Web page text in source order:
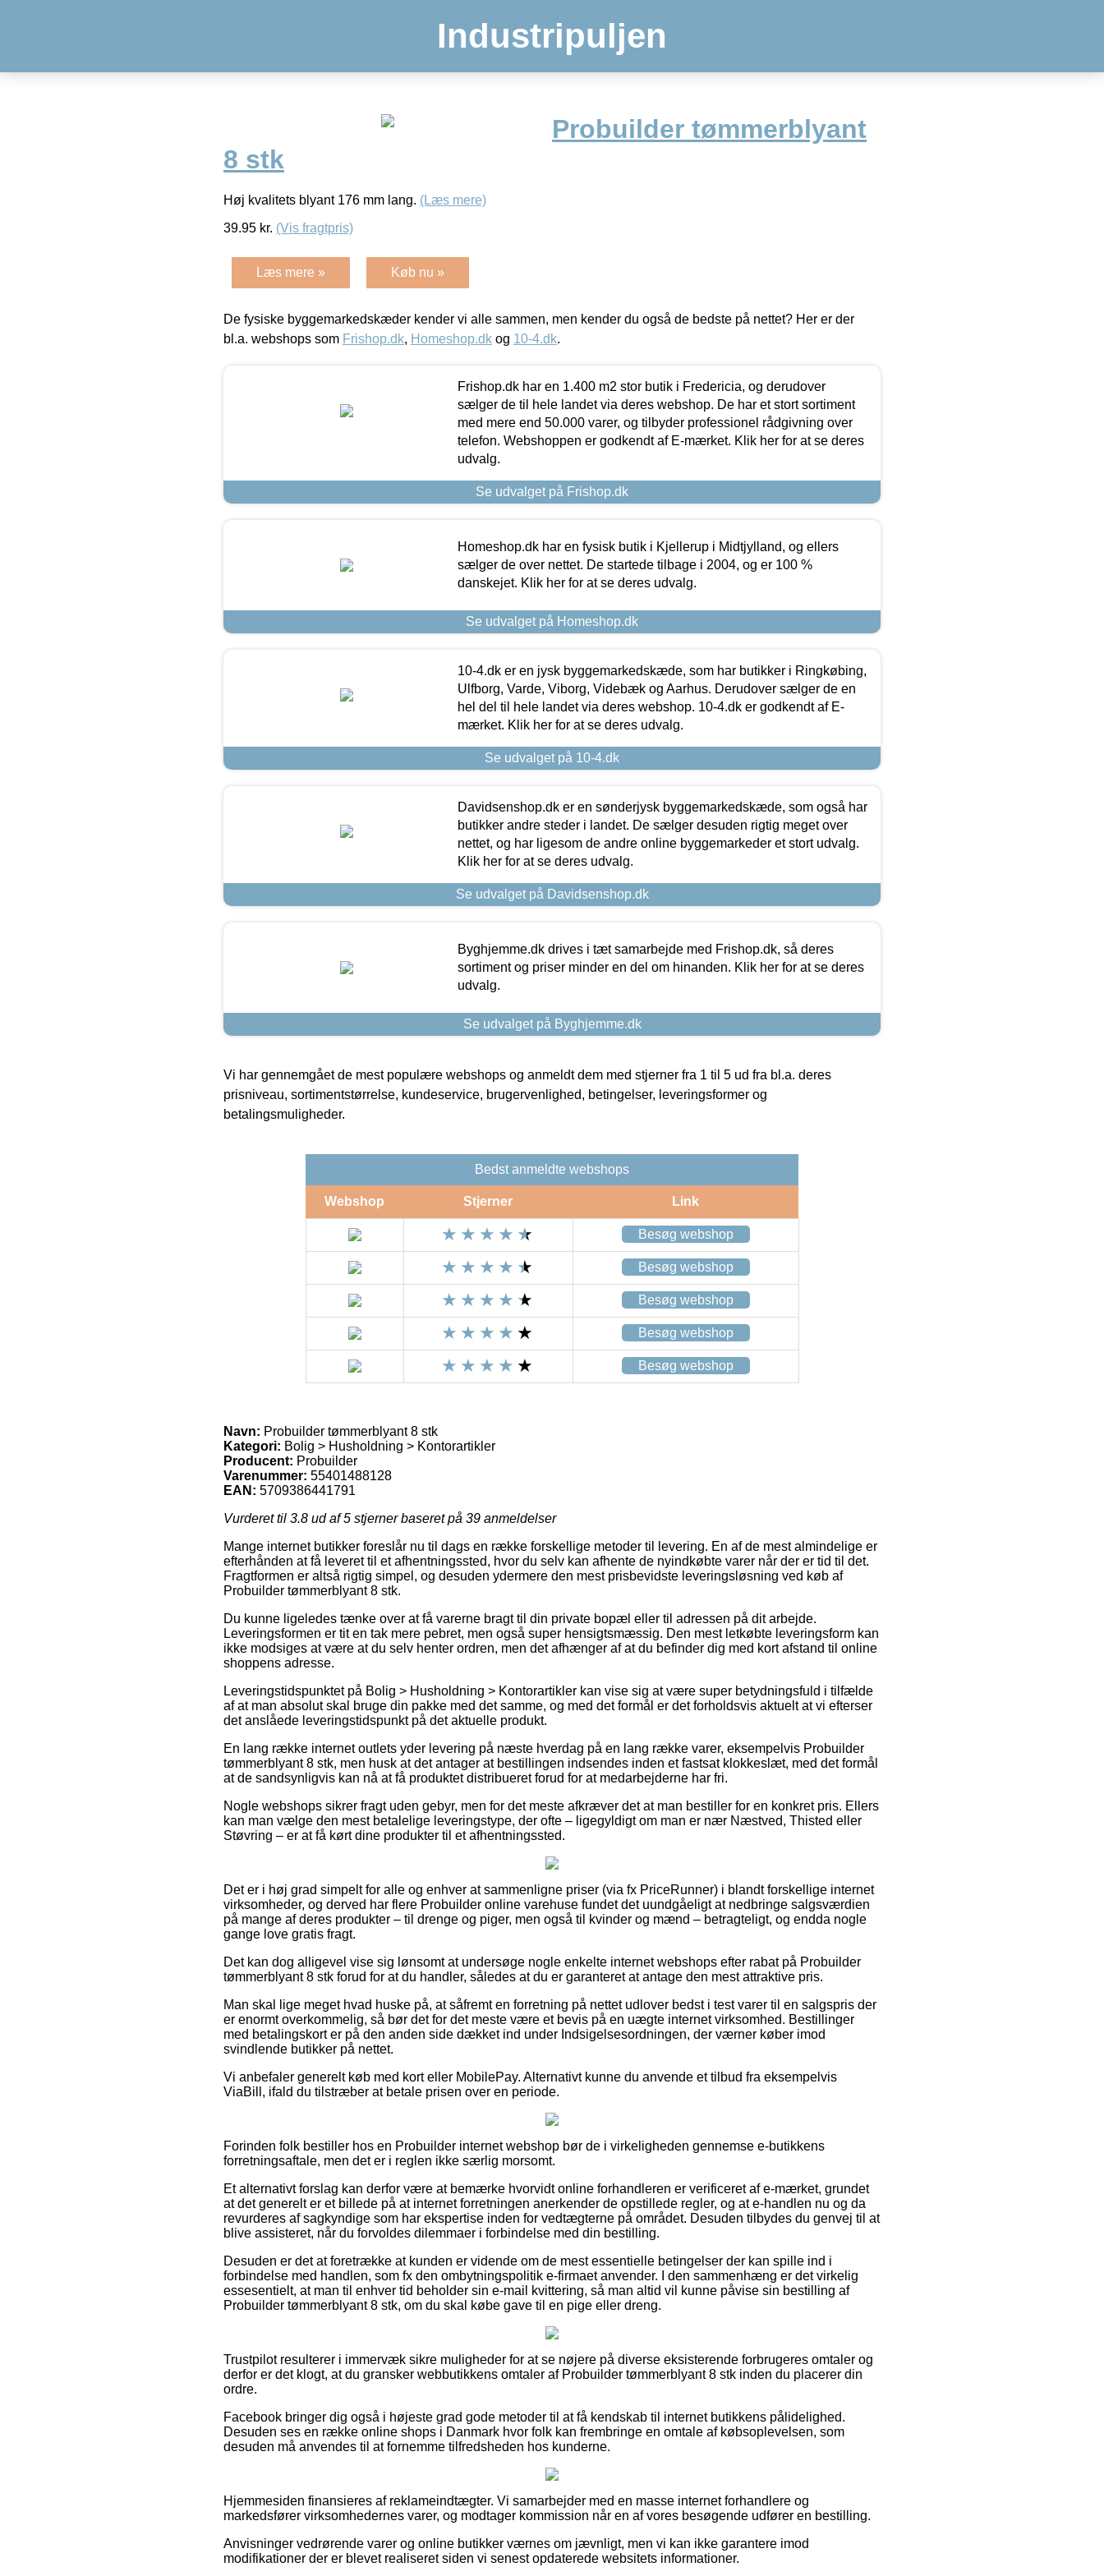
Industripuljen
Probuilder tømmerblyant
8 stk
Høj kvalitets blyant 176 mm lang. (Læs mere)
39.95 kr. (Vis fragtpris)
Læs mere » Køb nu »
De fysiske byggemarkedskæder kender vi alle sammen, men kender du også de bedste på nettet? Her er der
bl.a. webshops som Frishop.dk, Homeshop.dk og 10-4.dk.
Frishop.dk har en 1.400 m2 stor butik i Fredericia, og derudover
sælger de til hele landet via deres webshop. De har et stort sortiment
med mere end 50.000 varer, og tilbyder professionel rådgivning over
telefon. Webshoppen er godkendt af E-mærket. Klik her for at se deres
udvalg.
Se udvalget på Frishop.dk
Homeshop.dk har en fysisk butik i Kjellerup i Midtjylland, og ellers
sælger de over nettet. De startede tilbage i 2004, og er 100 %
danskejet. Klik her for at se deres udvalg.
Se udvalget på Homeshop.dk
10-4.dk er en jysk byggemarkedskæde, som har butikker i Ringkøbing,
Ulfborg, Varde, Viborg, Videbæk og Aarhus. Derudover sælger de en
hel del til hele landet via deres webshop. 10-4.dk er godkendt af E-
mærket. Klik her for at se deres udvalg.
Se udvalget på 10-4.dk
Davidsenshop.dk er en sønderjysk byggemarkedskæde, som også har
butikker andre steder i landet. De sælger desuden rigtig meget over
nettet, og har ligesom de andre online byggemarkeder et stort udvalg.
Klik her for at se deres udvalg.
Se udvalget på Davidsenshop.dk
Byghjemme.dk drives i tæt samarbejde med Frishop.dk, så deres
sortiment og priser minder en del om hinanden. Klik her for at se deres
udvalg.
Se udvalget på Byghjemme.dk
Vi har gennemgået de mest populære webshops og anmeldt dem med stjerner fra 1 til 5 ud fra bl.a. deres
prisniveau, sortimentstørrelse, kundeservice, brugervenlighed, betingelser, leveringsformer og
betalingsmuligheder.
Bedst anmeldte webshops
Webshop Stjerner Link
Besøg webshop
Besøg webshop
Besøg webshop
Besøg webshop
Besøg webshop
Navn: Probuilder tømmerblyant 8 stk
Kategori: Bolig > Husholdning > Kontorartikler
Producent: Probuilder
Varenummer: 55401488128
EAN: 5709386441791
Vurderet til 3.8 ud af 5 stjerner baseret på 39 anmeldelser
Mange internet butikker foreslår nu til dags en række forskellige metoder til levering. En af de mest almindelige er
efterhånden at få leveret til et afhentningssted, hvor du selv kan afhente de nyindkøbte varer når der er tid til det.
Fragtformen er altså rigtig simpel, og desuden ydermere den mest prisbevidste leveringsløsning ved køb af
Probuilder tømmerblyant 8 stk.
Du kunne ligeledes tænke over at få varerne bragt til din private bopæl eller til adressen på dit arbejde.
Leveringsformen er tit en tak mere pebret, men også super hensigtsmæssig. Den mest letkøbte leveringsform kan
ikke modsiges at være at du selv henter ordren, men det afhænger af at du befinder dig med kort afstand til online
shoppens adresse.
Leveringstidspunktet på Bolig > Husholdning > Kontorartikler kan vise sig at være super betydningsfuld i tilfælde
af at man absolut skal bruge din pakke med det samme, og med det formål er det forholdsvis aktuelt at vi efterser
det anslåede leveringstidspunkt på det aktuelle produkt.
En lang række internet outlets yder levering på næste hverdag på en lang række varer, eksempelvis Probuilder
tømmerblyant 8 stk, men husk at det antager at bestillingen indsendes inden et fastsat klokkeslæt, med det formål
at de sandsynligvis kan nå at få produktet distribueret forud for at medarbejderne har fri.
Nogle webshops sikrer fragt uden gebyr, men for det meste afkræver det at man bestiller for en konkret pris. Ellers
kan man vælge den mest betalelige leveringstype, der ofte – ligegyldigt om man er nær Næstved, Thisted eller
Støvring – er at få kørt dine produkter til et afhentningssted.
Det er i høj grad simpelt for alle og enhver at sammenligne priser (via fx PriceRunner) i blandt forskellige internet
virksomheder, og derved har flere Probuilder online varehuse fundet det uundgåeligt at nedbringe salgsværdien
på mange af deres produkter – til drenge og piger, men også til kvinder og mænd – betragteligt, og endda nogle
gange love gratis fragt.
Det kan dog alligevel vise sig lønsomt at undersøge nogle enkelte internet webshops efter rabat på Probuilder
tømmerblyant 8 stk forud for at du handler, således at du er garanteret at antage den mest attraktive pris.
Man skal lige meget hvad huske på, at såfremt en forretning på nettet udlover bedst i test varer til en salgspris der
er enormt overkommelig, så bør det for det meste være et bevis på en uægte internet virksomhed. Bestillinger
med betalingskort er på den anden side dækket ind under Indsigelsesordningen, der værner køber imod
svindlende butikker på nettet.
Vi anbefaler generelt køb med kort eller MobilePay. Alternativt kunne du anvende et tilbud fra eksempelvis
ViaBill, ifald du tilstræber at betale prisen over en periode.
Forinden folk bestiller hos en Probuilder internet webshop bør de i virkeligheden gennemse e-butikkens
forretningsaftale, men det er i reglen ikke særlig morsomt.
Et alternativt forslag kan derfor være at bemærke hvorvidt online forhandleren er verificeret af e-mærket, grundet
at det generelt er et billede på at internet forretningen anerkender de opstillede regler, og at e-handlen nu og da
revurderes af sagkyndige som har ekspertise inden for vedtægterne på området. Desuden tilbydes du genvej til at
blive assisteret, når du forvoldes dilemmaer i forbindelse med din bestilling.
Desuden er det at foretrække at kunden er vidende om de mest essentielle betingelser der kan spille ind i
forbindelse med handlen, som fx den ombytningspolitik e-firmaet anvender. I den sammenhæng er det virkelig
essesentielt, at man til enhver tid beholder sin e-mail kvittering, så man altid vil kunne påvise sin bestilling af
Probuilder tømmerblyant 8 stk, om du skal købe gave til en pige eller dreng.
Trustpilot resulterer i immervæk sikre muligheder for at se nøjere på diverse eksisterende forbrugeres omtaler og
derfor er det klogt, at du gransker webbutikkens omtaler af Probuilder tømmerblyant 8 stk inden du placerer din
ordre.
Facebook bringer dig også i højeste grad gode metoder til at få kendskab til internet butikkens pålidelighed.
Desuden ses en række online shops i Danmark hvor folk kan frembringe en omtale af købsoplevelsen, som
desuden må anvendes til at fornemme tilfredsheden hos kunderne.
Hjemmesiden finansieres af reklameindtægter. Vi samarbejder med en masse internet forhandlere og
markedsfører virksomhedernes varer, og modtager kommission når en af vores besøgende udfører en bestilling.
Anvisninger vedrørende varer og online butikker værnes om jævnligt, men vi kan ikke garantere imod
modifikationer der er blevet realiseret siden vi senest opdaterede websitets informationer.